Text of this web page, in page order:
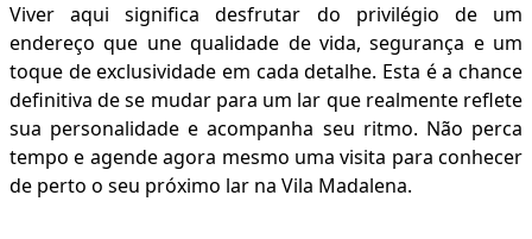
Viver aqui significa desfrutar do privilégio de um
endereço que une qualidade de vida, segurança e um
toque de exclusividade em cada detalhe. Esta é a chance
definitiva de se mudar para um lar que realmente reflete
sua personalidade e acompanha seu ritmo. Não perca
tempo e agende agora mesmo uma visita para conhecer
de perto o seu próximo lar na Vila Madalena.